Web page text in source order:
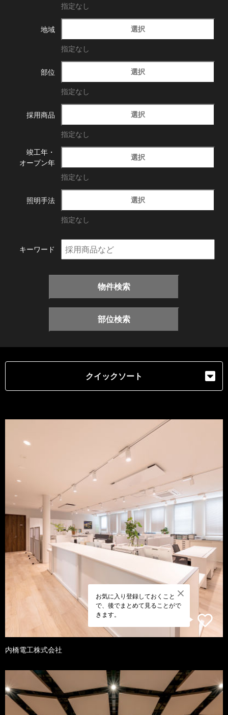
指定なし
地域 選択
指定なし
部位 選択
指定なし
採用商品 選択
指定なし
竣工年・
オープン年
選択
指定なし
照明手法 選択
指定なし
キーワード
物件検索
部位検索
クイックソート
お気に入り登録しておくこと
で、後でまとめて見ることがで
きます。
内橋電工株式会社